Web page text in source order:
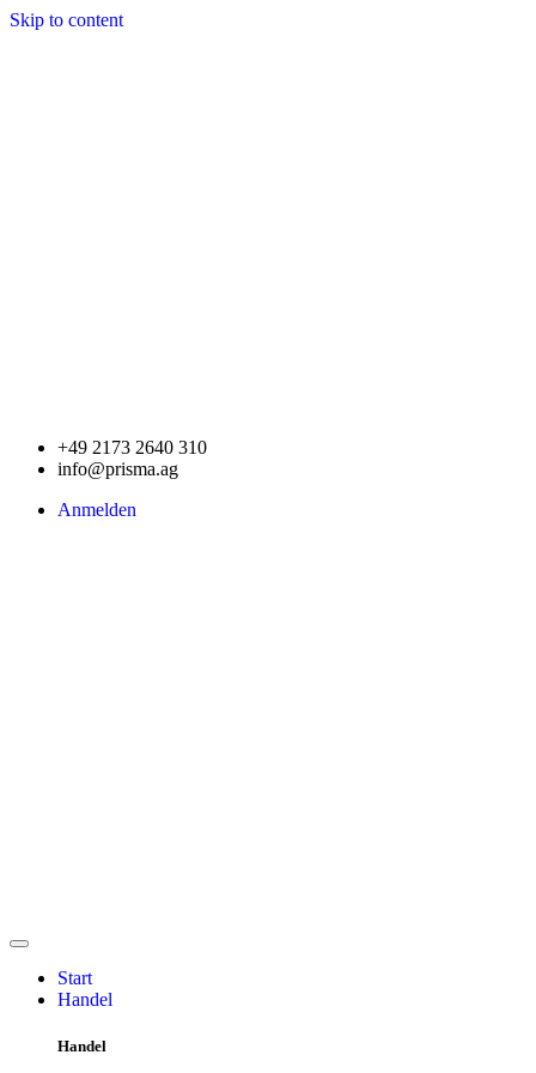
Skip to content
+49 2173 2640 310
info@prisma.ag
Anmelden
Start
Handel
Handel